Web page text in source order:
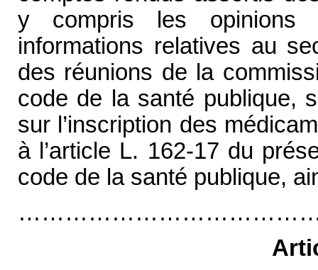
y compris les opinions
informations relatives au
des réunions de la
code de la santé publique,
sur l’inscription des
à l’article L. 162-17 du
code de la santé publique,